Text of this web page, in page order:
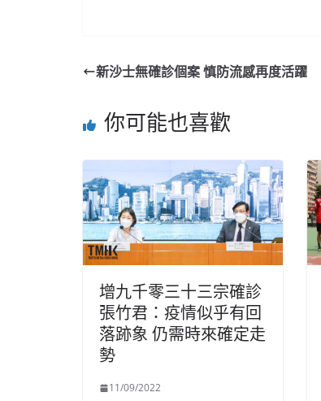
新沙士無確診個案 慎防流感再度活躍
你可能也喜歡
增九千零三十三宗確診
張竹君：疫情似乎有回
落跡象 仍需時來確定走
勢
11/09/2022